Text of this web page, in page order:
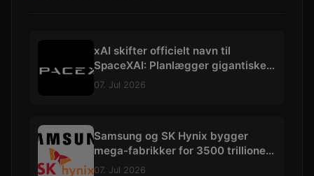
xAI skifter officielt navn til
SpaceXAI: Planlægger gigantiske
datacentre i rummet
07. Jul 2026
Samsung og SK Hynix bygger
mega-fabrikker for 3500 trillioner
kroner
07. Jul 2026